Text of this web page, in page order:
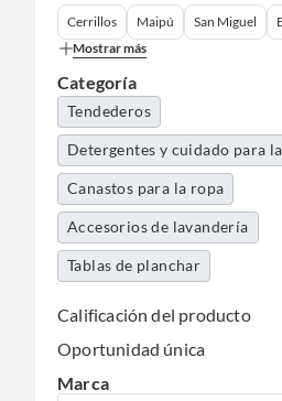
Cerrillos Maipú San Miguel
Mostrar más
Categoría
Tendederos
Detergentes y cuidado para
Canastos para la ropa
Accesorios de lavandería
Tablas de planchar
Calificación del producto
Oportunidad única
Marca